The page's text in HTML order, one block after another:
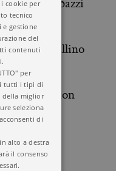
Giani Gallino
Giedion
Gila
cookie per
tecnico
e gestione
del
contenuti
per
tutti i tipi di
della miglior
seleziona
di
alto a destra
il consenso